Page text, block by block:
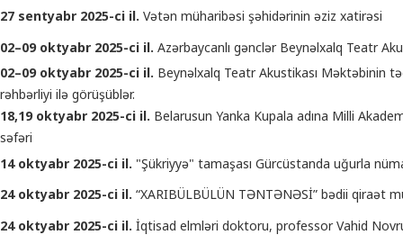
27 sentyabr 2025-ci il. Vətən müharibəsi şəhidərinin əziz xatirəsi
02–09 oktyabr 2025-ci il. Azərbaycanlı gənclər Beynəlxalq Teatr
02–09 oktyabr 2025-ci il. Beynəlxalq Teatr Akustikası Məktəbinin
rəhbərliyi ilə görüşüblər.
18,19 oktyabr 2025-ci il. Belarusun Yanka Kupala adına Milli
səfəri
14 oktyabr 2025-ci il. "Şükriyyə" tamaşası Gürcüstanda uğurla
24 oktyabr 2025-ci il. “XARIBÜLBÜLÜN TƏNTƏNƏSİ” bədii qiraət
24 oktyabr 2025-ci il. İqtisad elmləri doktoru, professor Vahid